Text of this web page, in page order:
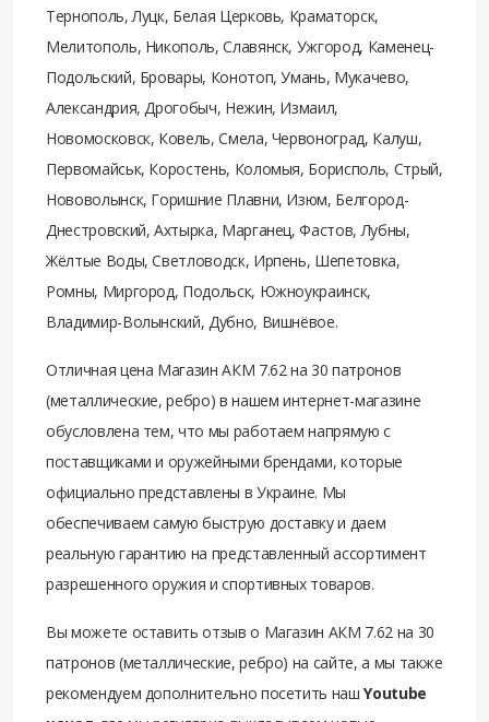
Тернополь, Луцк, Белая Церковь, Краматорск,
Мелитополь, Никополь, Славянск, Ужгород, Каменец-
Подольский, Бровары, Конотоп, Умань, Мукачево,
Александрия, Дрогобыч, Нежин, Измаил,
Новомосковск, Ковель, Смела, Червоноград, Калуш,
Первомайськ, Коростень, Коломыя, Борисполь, Стрый,
Нововолынск, Горишние Плавни, Изюм, Белгород-
Днестровский, Ахтырка, Марганец, Фастов, Лубны,
Жёлтые Воды, Светловодск, Ирпень, Шепетовка,
Ромны, Миргород, Подольск, Южноукраинск,
Владимир-Волынский, Дубно, Вишнёвое.
Отличная цена Магазин АКМ 7.62 на 30 патронов
(металлические, ребро) в нашем интернет-магазине
обусловлена тем, что мы работаем напрямую с
поставщиками и оружейными брендами, которые
официально представлены в Украине. Мы
обеспечиваем самую быструю доставку и даем
реальную гарантию на представленный ассортимент
разрешенного оружия и спортивных товаров.
Вы можете оставить отзыв о Магазин АКМ 7.62 на 30
патронов (металлические, ребро) на сайте, а мы также
рекомендуем дополнительно посетить нашYoutube